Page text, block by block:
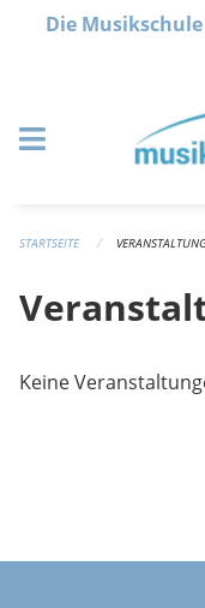
Navigation überspringen
Die
STARTSEITE
Keine